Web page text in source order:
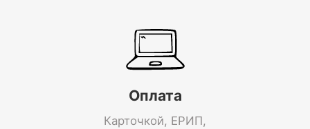
Оплата
Карточкой, ЕРИП,